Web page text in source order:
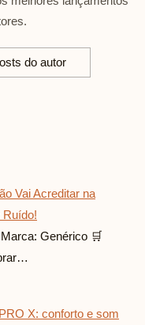
do autor
Vai Acreditar na
Ruído!
Genérico 🛒
X: conforto e som